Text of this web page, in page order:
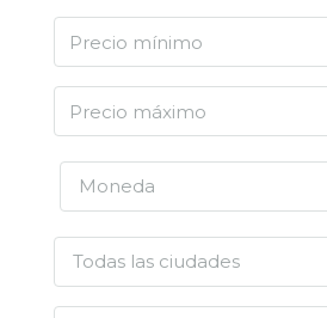
Moneda
Todas las ciudades